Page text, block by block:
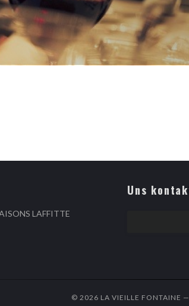
LAFFITTE
Fenster))
ein neues Fenster))
Uns
© 2026 LA VIEILLE FONTAINE —